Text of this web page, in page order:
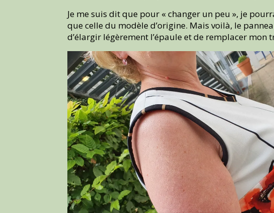
Je me suis dit que pour « changer un peu », je
que celle du modèle d’origine. Mais voilà, le
d’élargir légèrement l’épaule et de remplacer